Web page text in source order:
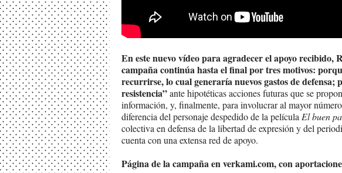
En este nuevo vídeo para agradecer el apoyo recibido,
campaña continúa hasta el final por tres motivos:
recurrirse, lo cual generaría nuevos gastos de defensa;
resistencia”ante hipotéticas acciones futuras que se
información, y, finalmente, para involucrar al mayor
diferencia del personaje despedido de la película El buen
colectiva en defensa de la libertad de expresión y del
cuenta con una extensa red de apoyo.
Página de la campaña en verkami.com, con